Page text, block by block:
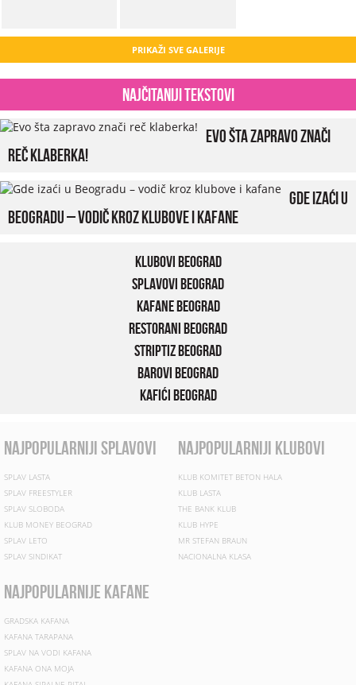
PRIKAŽI SVE GALERIJE
Najčitaniji tekstovi
Evo šta zapravo znači
reč klaberka!
Gde izaći u
Beogradu – vodič kroz klubove i kafane
Klubovi Beograd
Splavovi Beograd
Kafane Beograd
Restorani Beograd
Striptiz Beograd
Barovi Beograd
Kafići Beograd
najpopularniji splavovi
SPLAV LASTA
SPLAV FREESTYLER
SPLAV SLOBODA
KLUB MONEY BEOGRAD
SPLAV LETO
SPLAV SINDIKAT
najpopularniji klubovi
KLUB KOMITET BETON HALA
KLUB LASTA
THE BANK KLUB
KLUB HYPE
MR STEFAN BRAUN
NACIONALNA KLASA
najpopularnije kafane
GRADSKA KAFANA
KAFANA TARAPANA
SPLAV NA VODI KAFANA
KAFANA ONA MOJA